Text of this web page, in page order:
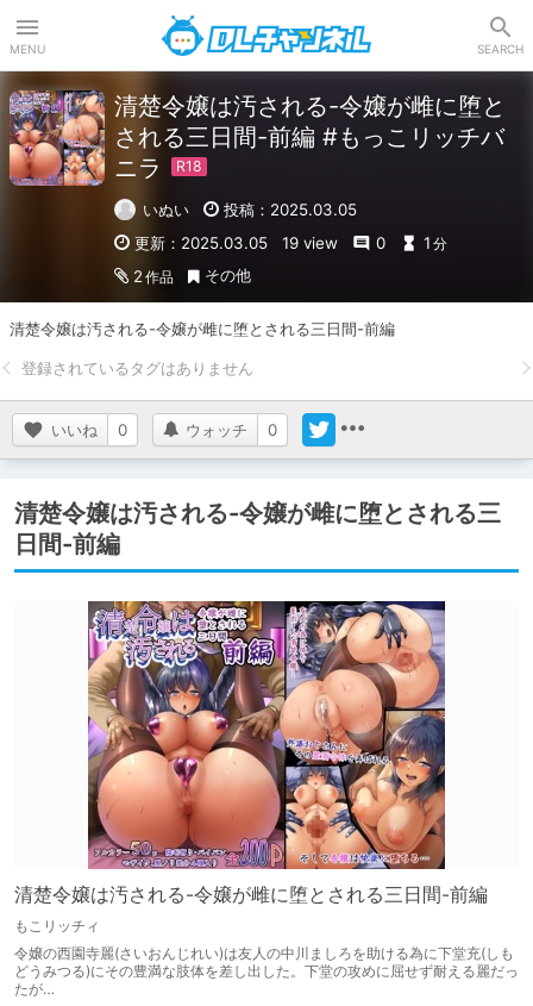
MENU SEARCH
清楚令嬢は汚される-令嬢が雌に堕と
される三日間-前編 #もっこリッチバ
ニラ
いぬい
投稿：2025.03.05
更新：2025.03.05
19 view 0 1 分
2 作品 その他
清楚令嬢は汚される-令嬢が雌に堕とされる三日間-前編
いいね 0 ウォッチ 0
清楚令嬢は汚される-令嬢が雌に堕とされる三
日間-前編
清楚令嬢は汚される-令嬢が雌に堕とされる三日間-前編
もこリッチィ
令嬢の西園寺麗(さいおんじれい)は友人の中川ましろを助ける為に下堂充(しも
どうみつる)にその豊満な肢体を差し出した。下堂の攻めに屈せず耐える麗だっ
たが…